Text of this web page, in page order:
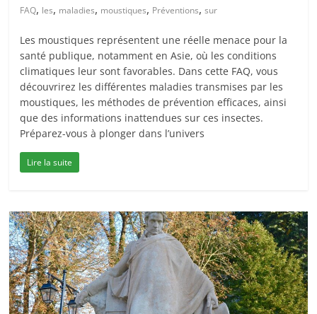
FAQ, les, maladies, moustiques, Préventions,sur
Les moustiques représentent une réelle menace pour la
santé publique, notamment en Asie, où les conditions
climatiques leur sont favorables. Dans cette FAQ, vous
découvrirez les différentes maladies transmises par les
moustiques, les méthodes de prévention efficaces, ainsi
que des informations inattendues sur ces insectes.
Préparez-vous à plonger dans l’univers
Lire la suite